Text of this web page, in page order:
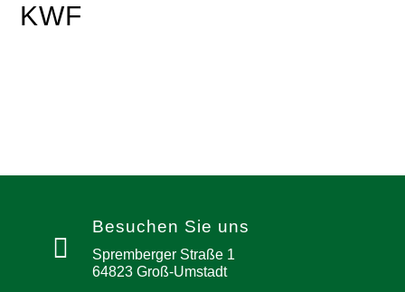
KWF
Besuchen Sie uns
Spremberger Straße 1
64823 Groß-Umstadt